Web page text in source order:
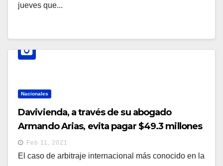
jueves que...
Nacionales
Davivienda, a través de su abogado
Armando Arias, evita pagar $49.3 millones
a José Antonio Salaverría
Feb 11, 2021
El caso de arbitraje internacional más conocido en la